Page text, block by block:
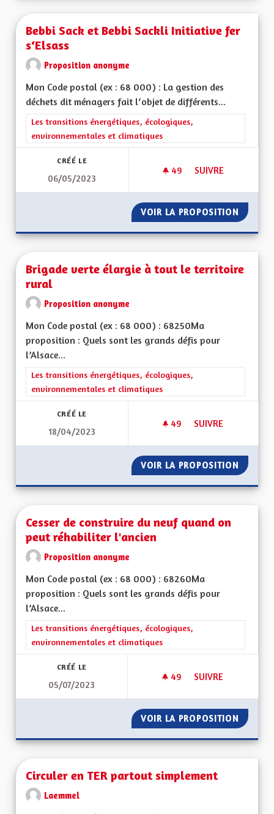
Bebbi Sack et Bebbi Sackli Initiative fer
s‘Elsass
Proposition anonyme
Mon Code postal (ex : 68 000) : La gestion des
déchets dit ménagers fait l‘objet de différents...
Filtrer les résultats de la catégorie : Les transitions
Les transitions énergétiques, écologiques,
environnementales et climatiques
CRÉÉ LE
06/05/2023
49 49 ABONNÉS
SUIVRE
VOIR LA PROPOSITION BEBBI
Brigade verte élargie à tout le territoire
rural
Proposition anonyme
Mon Code postal (ex : 68 000) : 68250Ma
proposition : Quels sont les grands défis pour
l’Alsace...
Filtrer les résultats de la catégorie : Les transitions
Les transitions énergétiques, écologiques,
environnementales et climatiques
CRÉÉ LE
18/04/2023
49 49 ABONNÉS
SUIVRE
VOIR LA PROPOSITION
Cesser de construire du neuf quand on
peut réhabiliter l'ancien
Proposition anonyme
Mon Code postal (ex : 68 000) : 68260Ma
proposition : Quels sont les grands défis pour
l’Alsace...
Filtrer les résultats de la catégorie : Les transitions
Les transitions énergétiques, écologiques,
environnementales et climatiques
CRÉÉ LE
05/07/2023
49 49 ABONNÉS
SUIVRE
VOIR LA PROPOSITION
Circuler en TER partout simplement
Laemmel